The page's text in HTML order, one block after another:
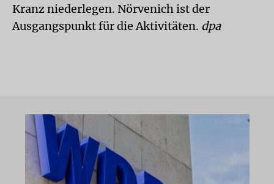
Kranz niederlegen. Nörvenich ist der
Ausgangspunkt für die Aktivitäten. dpa